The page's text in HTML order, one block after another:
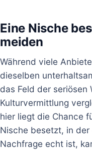
Eine Nische
meiden
Während viele
dieselben
das Feld der seriösen
Kulturvermittlung
hier liegt die Chance
Nische besetzt, in
Nachfrage echt ist,